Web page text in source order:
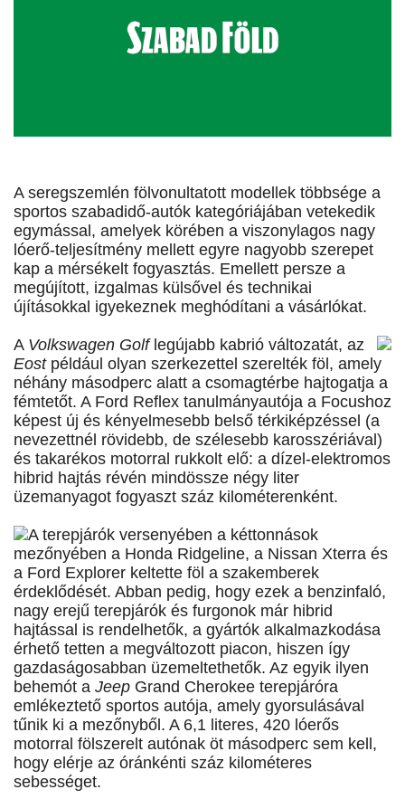
A seregszemlén fölvonultatott modellek többsége a
sportos szabadidő-autók kategóriájában vetekedik
egymással, amelyek körében a viszonylagos nagy
lóerő-teljesítmény mellett egyre nagyobb szerepet
kap a mérsékelt fogyasztás. Emellett persze a
megújított, izgalmas külsővel és technikai
újításokkal igyekeznek meghódítani a vásárlókat.
A Volkswagen Golflegújabb kabrió változatát, az
Eostpéldául olyan szerkezettel szerelték föl, amely
néhány másodperc alatt a csomagtérbe hajtogatja a
fémtetőt. A Ford Reflex tanulmányautója a Focushoz
képest új és kényelmesebb belső térkiképzéssel (a
nevezettnél rövidebb, de szélesebb karosszériával)
és takarékos motorral rukkolt elő: a dízel-elektromos
hibrid hajtás révén mindössze négy liter
üzemanyagot fogyaszt száz kilométerenként.
A terepjárók versenyében a kéttonnások
mezőnyében a Honda Ridgeline, a Nissan Xterra és
a Ford Explorer keltette föl a szakemberek
érdeklődését. Abban pedig, hogy ezek a benzinfaló,
nagy erejű terepjárók és furgonok már hibrid
hajtással is rendelhetők, a gyártók alkalmazkodása
érhető tetten a megváltozott piacon, hiszen így
gazdaságosabban üzemeltethetők. Az egyik ilyen
behemót a Jeep Grand Cherokee terepjáróra
emlékeztető sportos autója, amely gyorsulásával
tűnik ki a mezőnyből. A 6,1 literes, 420 lóerős
motorral fölszerelt autónak öt másodperc sem kell,
hogy elérje az óránkénti száz kilométeres
sebességet.